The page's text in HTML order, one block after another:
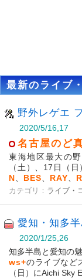
最新のライブ
野外レゲエ
2020/5/16,17
名古屋のど
東海地区最大の
（土）、17日（
N
BES RAY
カテゴリ： ライブ・
愛知・知多
2020/1/25,26
知多半島と愛知の
ws+のライブなど
（日）にAichi Sky